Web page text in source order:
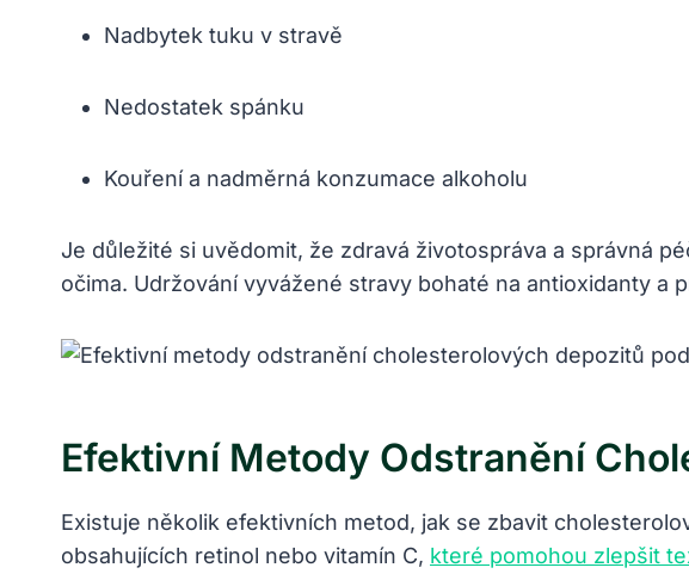
Nadbytek tuku v stravě
Nedostatek spánku
Kouření a nadměrná konzumace alkoholu
Je důležité si uvědomit, že zdravá životospráva a správná
očima. Udržování vyvážené stravy bohaté na antioxidanty
Efektivní Metody Odstranění
Existuje několik efektivních metod, jak se zbavit
obsahujících retinol nebo vitamín C, které pomohou zlepšit